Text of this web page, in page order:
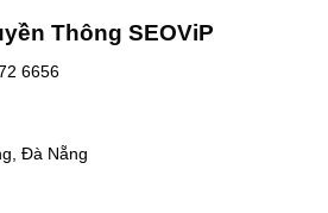
Thông SEOViP
6656
Đà Nẵng